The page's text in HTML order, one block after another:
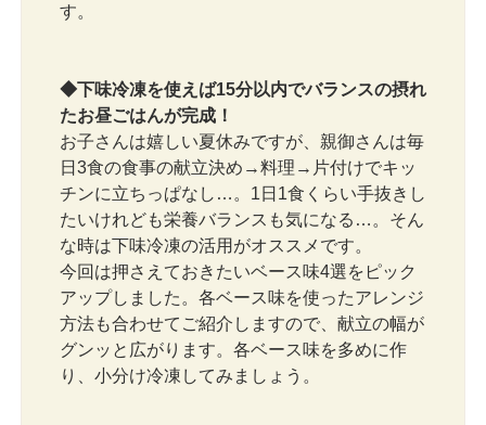
す。
◆下味冷凍を使えば15分以内でバランスの摂れ
たお昼ごはんが完成！
お子さんは嬉しい夏休みですが、親御さんは毎
日3食の食事の献立決め→料理→片付けでキッ
チンに立ちっぱなし…。1日1食くらい手抜きし
たいけれども栄養バランスも気になる…。そん
な時は下味冷凍の活用がオススメです。
今回は押さえておきたいベース味4選をピック
アップしました。各ベース味を使ったアレンジ
方法も合わせてご紹介しますので、献立の幅が
グンッと広がります。各ベース味を多めに作
り、小分け冷凍してみましょう。